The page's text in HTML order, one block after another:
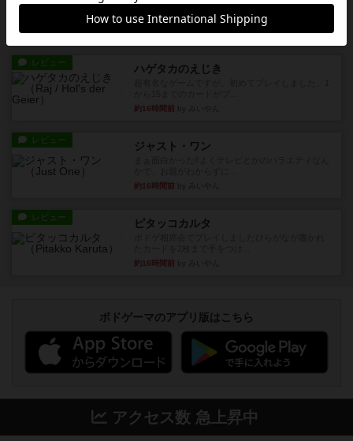
サイコロゲームです1から5までの数字と芋虫がか
かれたダイス。これを振っ...
レビュー ハゲタカのえじき
約16時間前
レビュー ジャスト・ワン
約16時間前
レビュー ピタッコカルタ
約16時間前
ボドゲーマのアプリ版はこちら
アクセス数 急上昇中